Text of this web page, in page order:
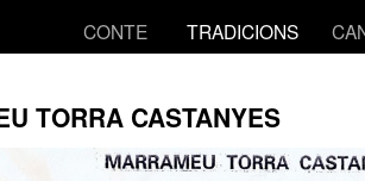
CONTE
TRADICIONS
TORRA CASTANYES